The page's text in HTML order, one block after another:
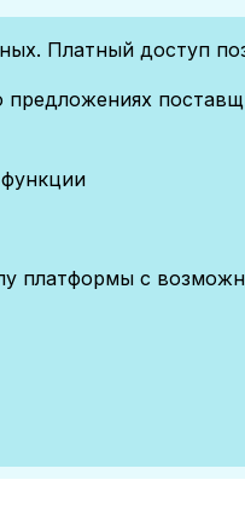
Платный доступ
предложениях
платформы с